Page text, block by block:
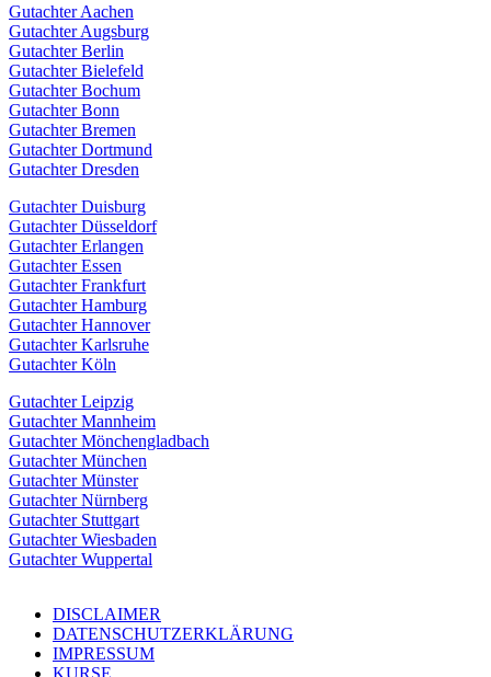
Gutachter Aachen
Gutachter Augsburg
Gutachter Berlin
Gutachter Bielefeld
Gutachter Bochum
Gutachter Bonn
Gutachter Bremen
Gutachter Dortmund
Gutachter Dresden
Gutachter Duisburg
Gutachter Düsseldorf
Gutachter Erlangen
Gutachter Essen
Gutachter Frankfurt
Gutachter Hamburg
Gutachter Hannover
Gutachter Karlsruhe
Gutachter Köln
Gutachter Leipzig
Gutachter Mannheim
Gutachter Mönchengladbach
Gutachter München
Gutachter Münster
Gutachter Nürnberg
Gutachter Stuttgart
Gutachter Wiesbaden
Gutachter Wuppertal
DISCLAIMER
DATENSCHUTZERKLÄRUNG
IMPRESSUM
KURSE